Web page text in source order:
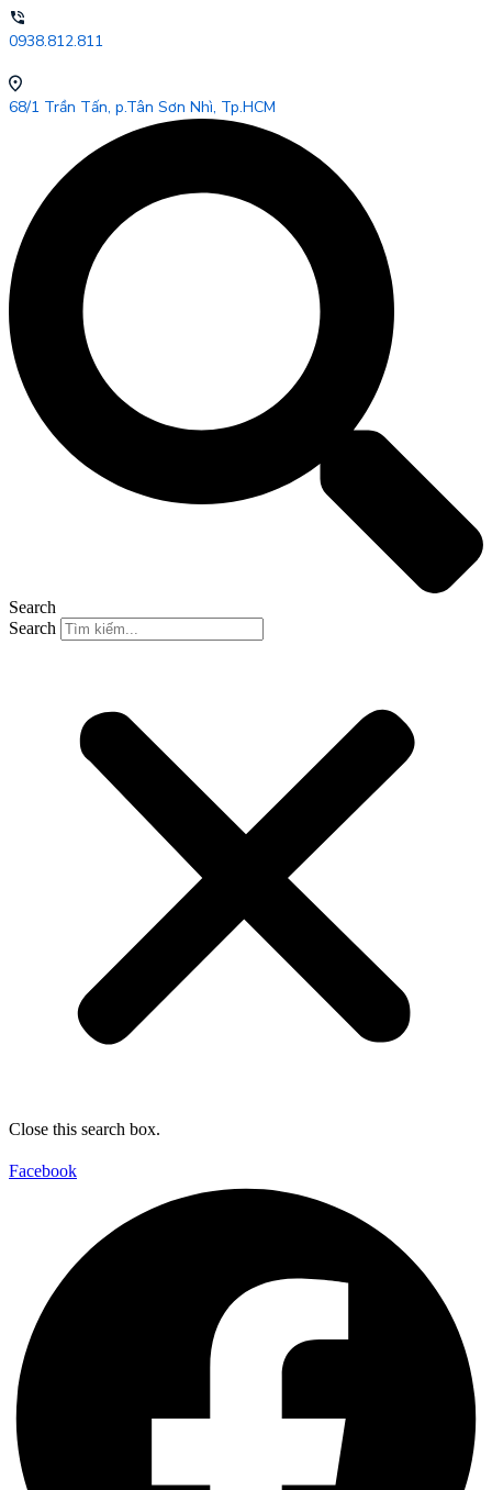
0938.812.811
68/1 Trần Tấn, p.Tân Sơn Nhì, Tp.HCM
Search
Search
Close this search box.
Facebook